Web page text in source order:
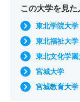
この大学を見
東北学院大学
東北福祉大学
東北文化学園
宮城大学
宮城教育大学